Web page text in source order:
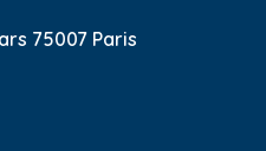
75007 Paris